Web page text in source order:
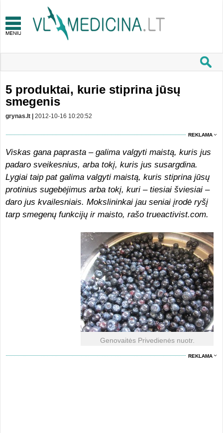
5 produktai, kurie stiprina jūsų
smegenis
grynas.lt | 2012-10-16 10:20:52
REKLAMA
Viskas gana paprasta – galima valgyti maistą, kuris jus
padaro sveikesnius, arba tokį, kuris jus susargdina.
Lygiai taip pat galima valgyti maistą, kuris stiprina jūsų
protinius sugebėjimus arba tokį, kuri – tiesiai šviesiai –
daro jus kvailesniais. Mokslininkai jau seniai įrodė ryšį
tarp smegenų funkcijų ir maisto, rašo trueactivist.com.
Genovaitės Privedienės nuotr.
REKLAMA